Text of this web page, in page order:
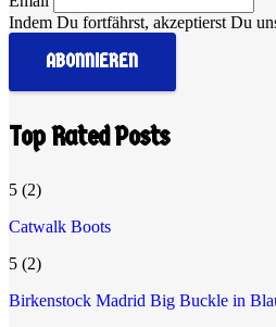
Indem Du fortfährst, akzeptierst Du
Top Rated Posts
5 (2)
Catwalk Boots
5 (2)
Birkenstock Madrid Big Buckle in